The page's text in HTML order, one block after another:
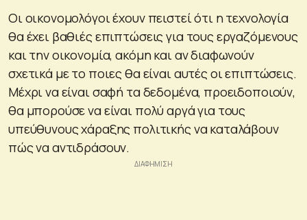
Οι οικονομολόγοι έχουν πειστεί ότι η τεχνολογία
θα έχει βαθιές επιπτώσεις για τους εργαζόμενους
και την οικονομία, ακόμη και αν διαφωνούν
σχετικά με το ποιες θα είναι αυτές οι επιπτώσεις.
Μέχρι να είναι σαφή τα δεδομένα, προειδοποιούν,
θα μπορούσε να είναι πολύ αργά για τους
υπεύθυνους χάραξης πολιτικής να καταλάβουν
πώς να αντιδράσουν.